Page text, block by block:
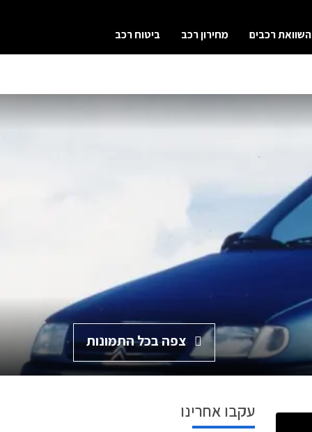
השוואת רכבים מחירון רכב ביטוח רכב
צפה בכל התמונות
עקבו אחרינו